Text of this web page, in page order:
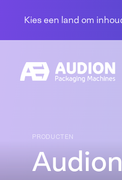
Kies een land om
PRODUCTEN